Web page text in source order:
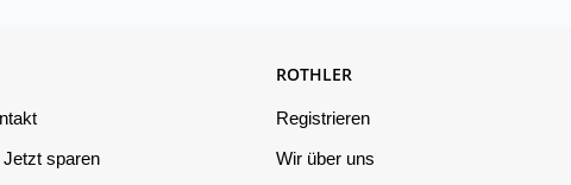
sparen
ROTHLER
Registrieren
Wir über uns